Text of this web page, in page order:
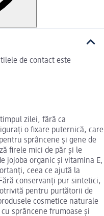
de contact este
zilei, fără ca
o fixare puternică, care
sprâncene și gene de
firele mici de păr și le
jojoba organic și vitamina E,
ceea ce ajută la
conservanți pur sintetici,
pentru purtătorii de
cosmetice naturale
sprâncene frumoase și